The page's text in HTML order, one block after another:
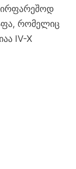
რომელიც
IV-X